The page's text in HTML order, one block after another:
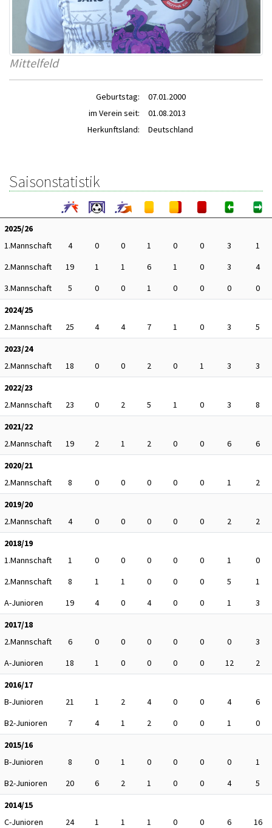
Mittelfeld
Geburtstag:
07.01.2000
im Verein seit:
01.08.2013
Herkunftsland:
Deutschland
Saisonstatistik
2025/26
1.Mannschaft
4 0 0 1 0 0 3
1
2.Mannschaft
19 1 1 6 1 0 3
4
3.Mannschaft
5 0 0 1 0 0 0
0
2024/25
2.Mannschaft
25 4 4 7 1 0 3
5
2023/24
2.Mannschaft
18 0 0 2 0 1 3
3
2022/23
2.Mannschaft
23 0 2 5 1 0 3
8
2021/22
2.Mannschaft
19 2 1 2 0 0 6
6
2020/21
2.Mannschaft
8 0 0 0 0 0 1
2
2019/20
2.Mannschaft
4 0 0 0 0 0 2
2
2018/19
1.Mannschaft
1 0 0 0 0 0 1
0
2.Mannschaft
8 1 1 0 0 0 5
1
A-Junioren
19 4 0 4 0 0 1
3
2017/18
2.Mannschaft
6 0 0 0 0 0 0
3
A-Junioren
18 1 0 0 0 0 12
2
2016/17
B-Junioren
21 1 2 4 0 0 4
6
B2-Junioren
7 4 1 2 0 0 1
0
2015/16
B-Junioren
8 0 1 0 0 0 0
1
B2-Junioren
20 6 2 1 0 0 4
5
2014/15
C-Junioren
24 1 1 1 0 0 6
16